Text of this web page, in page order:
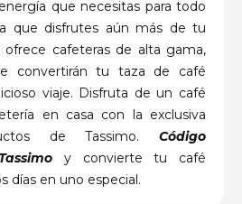
que necesitas para todo
que disfrutes aún más de tu
ofrece cafeteras de alta gama,
convertirán tu taza de café
viaje. Disfruta de un café
en casa con la exclusiva
de Tassimo. Código
y convierte tu café
días en uno especial.